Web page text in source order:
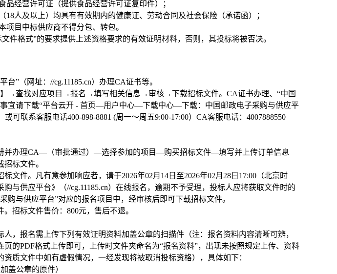
品经营许可证（提供食品经营许可证复印件）；
18人及以上）均具有有效期内的健康证、劳动合同及社会保险（承诺函）；
项目中标供应商不得分包、转包。
件格式”的要求提供上述资格要求的有效证明材料，否则，其投标将被否决。
”（网址：//cg.11185.cn）办理CA证书等。
→查找对应项目→报名→填写相关信息→审核→下载招标文件。CA证书办理、“中国
宜请下载“平台云开 - 首页—用户中心—下载中心—下载：中国邮政电子采购与供应平
可联系客服电话400-898-8881 (周一～周五9:00-17:00） CA客服电话：4007888550
并办理CA—（审批通过）—选择参加的项目—购买招标文件—填写并上传订单信息
标文件。
文件。凡有意参加响应者，请于2026年02月14日至2026年02月28日17:00（北京时
与供应平台》（//cg.11185.cn）在线报名，逾期不予受理，投标人应将获取文件时的
购与供应平台”对应的报名项目中，经审核后即可下载招标文件。
招标文件售价：800元，售后不退。
，报名需上传下列有效证明资料加盖公章的扫描件（注：报名资料内容清晰可辨，
的PDF格式上传即可，上传时文件夹命名为“报名资料”，出现未按照规定上传、资料
质文件中如有虚假情况，一经发现将被取消投标资格），具体如下：
盖公章的原件）